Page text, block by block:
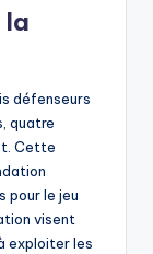
la
défenseurs
quatre
Cette
pour le jeu
visent
exploiter les